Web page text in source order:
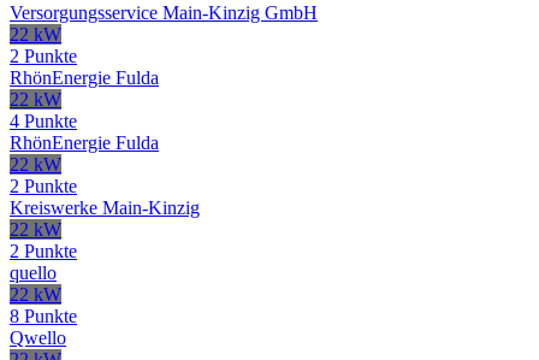
Versorgungsservice Main-Kinzig GmbH
22 kW
2 Punkte
RhönEnergie Fulda
22 kW
4 Punkte
RhönEnergie Fulda
22 kW
2 Punkte
Kreiswerke Main-Kinzig
22 kW
2 Punkte
quello
22 kW
8 Punkte
Qwello